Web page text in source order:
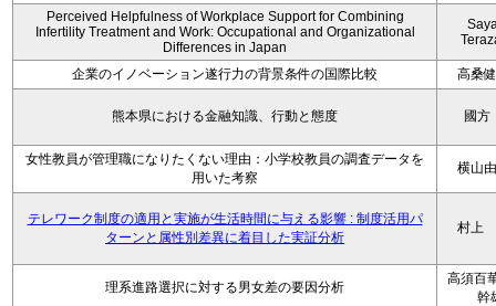
Perceived Helpfulness of Workplace Support for Combining
Infertility Treatment and Work: Occupational and Organizational
Differences in Japan
企業のイノベーション遂行力の背景条件の国際比較 高桑
熊本県における金融知識、行動と態度 國
女性教員が管理職になりたくない理由：小学校教員の調査データを
用いた考察
横山
テレワーク制度の適用と実施が生活時間に与える影響 : 制度活用パ
ターンと属性別差異に着目した実証分析
村上
理系進路選択に対する男女差の要因分析
高須百
幹